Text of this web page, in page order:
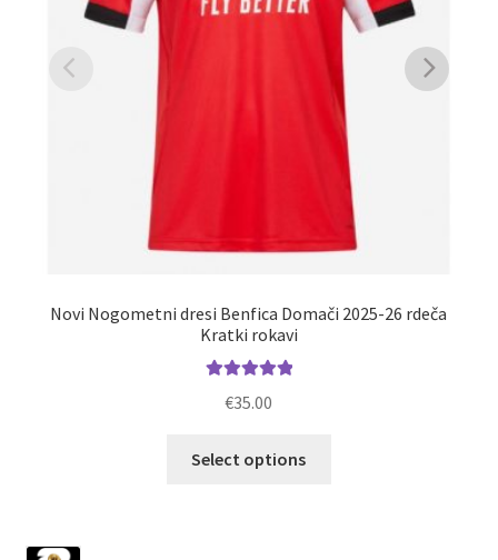
Novi Nogometni dresi Benfica Domači 2025-26 rdeča
Kratki rokavi
€35.00
Select options